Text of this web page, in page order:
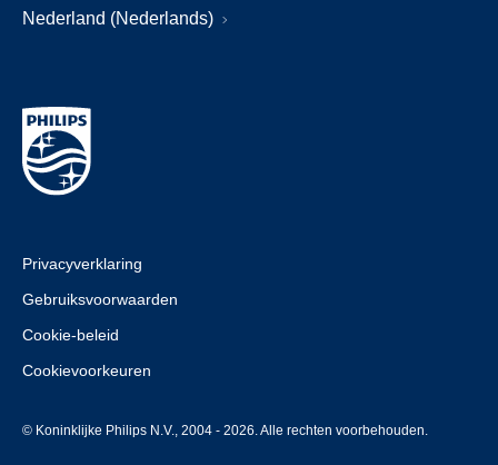
Nederland (Nederlands)
Privacyverklaring
Gebruiksvoorwaarden
Cookie-beleid
Cookievoorkeuren
© Koninklijke Philips N.V., 2004 - 2026. Alle rechten voorbehouden.